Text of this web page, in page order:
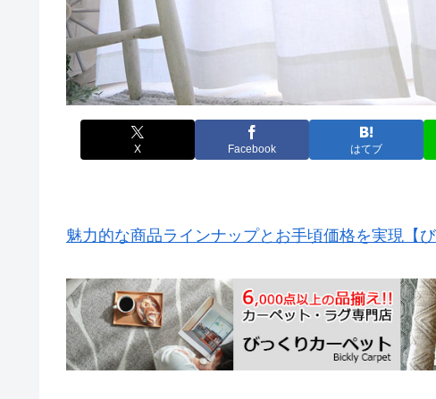
X Facebook はてブ
魅力的な商品ラインナップとお手頃価格を実現【